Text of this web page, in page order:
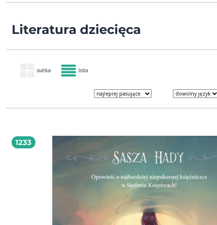
Literatura dziecięca
siatka lista
1233